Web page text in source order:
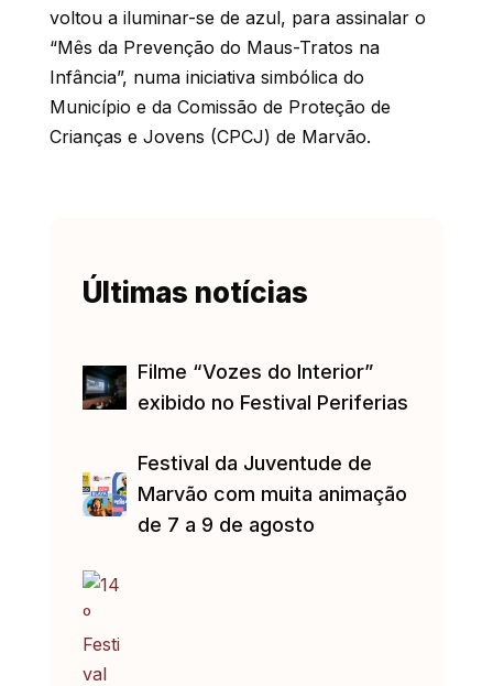
voltou a iluminar-se de azul, para assinalar o
“Mês da Prevenção do Maus-Tratos na
Infância”, numa iniciativa simbólica do
Município e da Comissão de Proteção de
Crianças e Jovens (CPCJ) de Marvão.
Últimas notícias
Filme “Vozes do Interior”
exibido no Festival Periferias
Festival da Juventude de
Marvão com muita animação
de 7 a 9 de agosto